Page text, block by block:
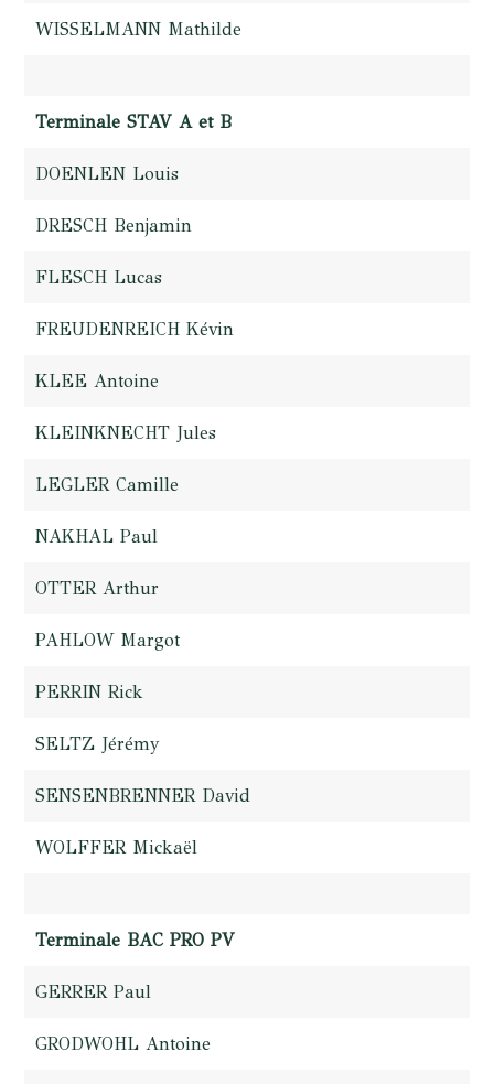
WISSELMANN Mathilde
Terminale STAV A et B
DOENLEN Louis
DRESCH Benjamin
FLESCH Lucas
FREUDENREICH Kévin
KLEE Antoine
KLEINKNECHT Jules
LEGLER Camille
NAKHAL Paul
OTTER Arthur
PAHLOW Margot
PERRIN Rick
SELTZ Jérémy
SENSENBRENNER David
WOLFFER Mickaël
Terminale BAC PRO PV
GERRER Paul
GRODWOHL Antoine